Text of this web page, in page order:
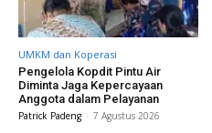
UMKM dan Koperasi
Pengelola Kopdit Pintu Air
Diminta Jaga Kepercayaan
Anggota dalam Pelayanan
Patrick Padeng - 7 Agustus 2026